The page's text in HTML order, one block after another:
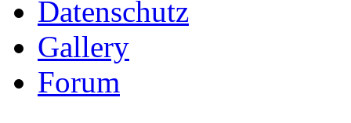
Datenschutz
Gallery
Forum